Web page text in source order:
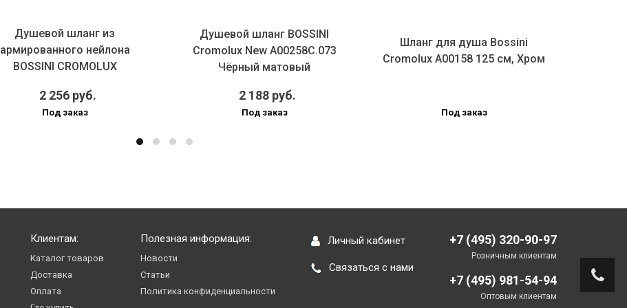
Душевой шланг из
армированного нейлона
BOSSINI CROMOLUX
2 256 руб.
Под заказ
Душевой шланг BOSSINI
Cromolux New A00258C.073
Чёрный матовый
2 188 руб.
Под заказ
Шланг для душа Bossini
Cromolux A00158 125 см, Хром
Под заказ
Клиентам:
Каталог товаров
Доставка
Оплата
Полезная информация:
Новости
Статьи
Политика конфиденциальности
Личный кабинет
Связаться с нами
+7 (495) 320-90-97
Розничным клиентам
+7 (495) 981-54-94
Оптовым клиентам